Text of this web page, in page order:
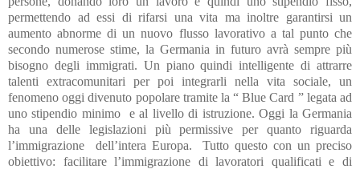
permettendo ad essi di rifarsi una vita ma inoltre garantirsi un
aumento abnorme di un nuovo flusso lavorativo a tal punto che
secondo numerose stime, la Germania in futuro avrà sempre più
bisogno degli immigrati. Un piano quindi intelligente di attrarre
talenti extracomunitari per poi integrarli nella vita sociale, un
fenomeno oggi divenuto popolare tramite la “ Blue Card ” legata ad
uno stipendio minimo
e al livello di istruzione. Oggi la Germania
ha una delle legislazioni più permissive per quanto riguarda
l’immigrazione
dell’intera Europa.
Tutto questo con un preciso
obiettivo: facilitare l’immigrazione di lavoratori qualificati e di